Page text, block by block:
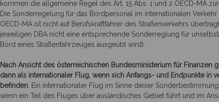
kommen die allgemeine Regel des Art. 15 Abs. 1 und 2 OECD-MA
Die Sonderregelung für das Bordpersonal im internationalen Verkehr
OECD-MA ist nicht auf Berufskraftfahrer des Straßenverkehrs
jeweiligen DBA nicht eine entsprechende Sonderreglung für
Bord eines Straßenfahrzeuges ausgeübt wird).
Nach Ansicht des österreichischen Bundesministerium für Finanzen
dann als internationaler Flug, wenn sich Anfangs- und Endpunkte in
befinden . Ein internationaler Flug im Sinne dieser
wenn ein Teil des Fluges über ausländisches Gebiet führt und im